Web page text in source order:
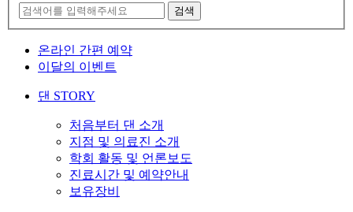
검색
온라인 간편 예약
이달의 이벤트
댄 STORY
처음부터 댄 소개
지점 및 의료진 소개
학회 활동 및 언론보도
진료시간 및 예약안내
보유장비